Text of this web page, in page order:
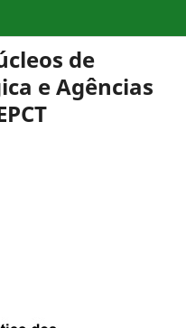
de
e Agências